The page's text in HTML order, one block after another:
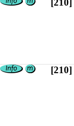
[210]
[210]